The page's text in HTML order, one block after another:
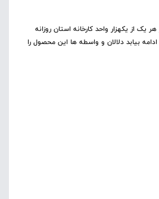
گذشته تاکنون به طور متوسط در هر یک از یکهزار واحد کارخانه استان روزانه
ادامه بیابد دلالان و واسطه ها این محصول را